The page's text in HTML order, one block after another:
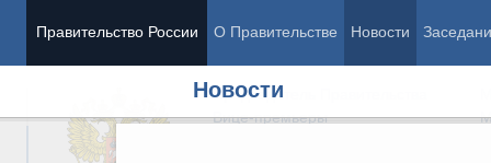
Правительство России О Правительстве Новости
Новости
Председатель Правительства
Вице-премьеры